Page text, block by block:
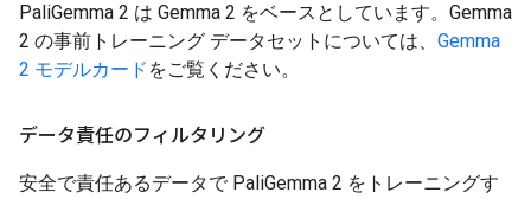
PaliGemma 2 は Gemma 2 をベースとしています。Gemma
2 の事前トレーニング データセットについては、 Gemma
2 モデルカード をご覧ください。
データ責任のフィルタリング
安全で責任あるデータで PaliGemma 2 をトレーニングす